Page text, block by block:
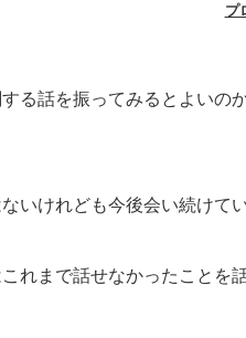
プ
る話を振ってみるとよいの
いけれども今後会い続けて
れまで話せなかったことを